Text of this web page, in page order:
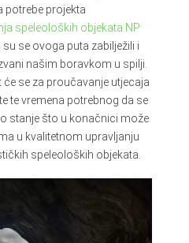
potrebe projekta
speleoloških objekata NP
su se ovoga puta zabilježili i
našim boravkom u spilji.
se za proučavanje utjecaja
te vremena potrebnog da se
stanje što u konačnici može
u kvalitetnom upravljanju
speleoloških objekata.